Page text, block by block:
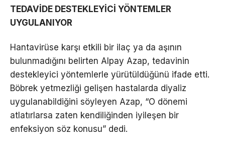
TEDAVİDE DESTEKLEYİCİ YÖNTEMLER
UYGULANIYOR
Hantavirüse karşı etkili bir ilaç ya da aşının
bulunmadığını belirten Alpay Azap, tedavinin
destekleyici yöntemlerle yürütüldüğünü ifade etti.
Böbrek yetmezliği gelişen hastalarda diyaliz
uygulanabildiğini söyleyen Azap, “O dönemi
atlatırlarsa zaten kendiliğinden iyileşen bir
enfeksiyon söz konusu” dedi.